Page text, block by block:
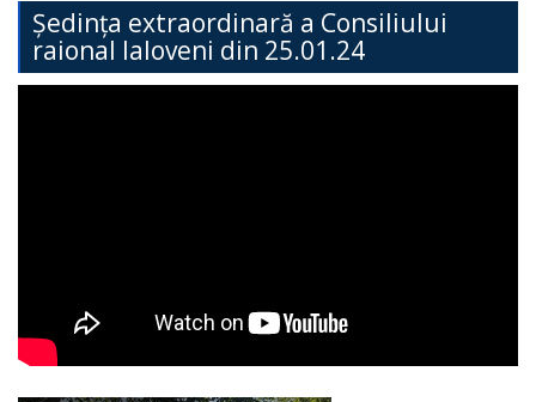
Ședința extraordinară a Consiliului
raional Ialoveni din 25.01.24